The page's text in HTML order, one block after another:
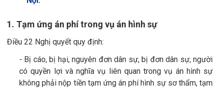
1. Tạm ứng án phí trong vụ án hình sự
Điều 22 Nghị quyết quy định:
- Bị cáo, bị hại, nguyên đơn dân sự, bị đơn dân sự, người
có quyền lợi và nghĩa vụ liên quan trong vụ án hình sự
không phải nộp tiền tạm ứng án phí hình sự sơ thẩm, tạm